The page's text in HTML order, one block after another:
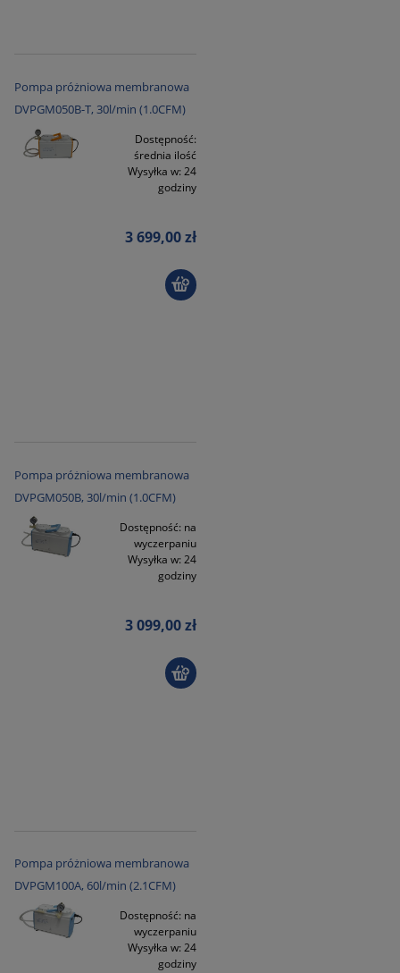
Pompa próżniowa membranowa
DVPGM050B-T, 30l/min (1.0CFM)
Dostępność:
średnia ilość
Wysyłka w: 24
godziny
3 699,00 zł
Pompa próżniowa membranowa
DVPGM050B, 30l/min (1.0CFM)
Dostępność: na
wyczerpaniu
Wysyłka w: 24
godziny
3 099,00 zł
Pompa próżniowa membranowa
DVPGM100A, 60l/min (2.1CFM)
Dostępność: na
wyczerpaniu
Wysyłka w: 24
godziny